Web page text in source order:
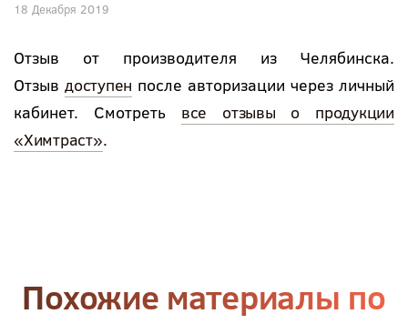
18 Декабря 2019
Отзыв от производителя из Челябинска.
Отзыв доступен после авторизации через личный
кабинет. Смотреть все отзывы о продукции
«Химтраст».
Похожие материалы по